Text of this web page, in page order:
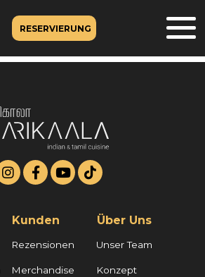
RESERVIERUNG
Kunden
Rezensionen
Merchandise
Über Uns
Unser Team
Konzept